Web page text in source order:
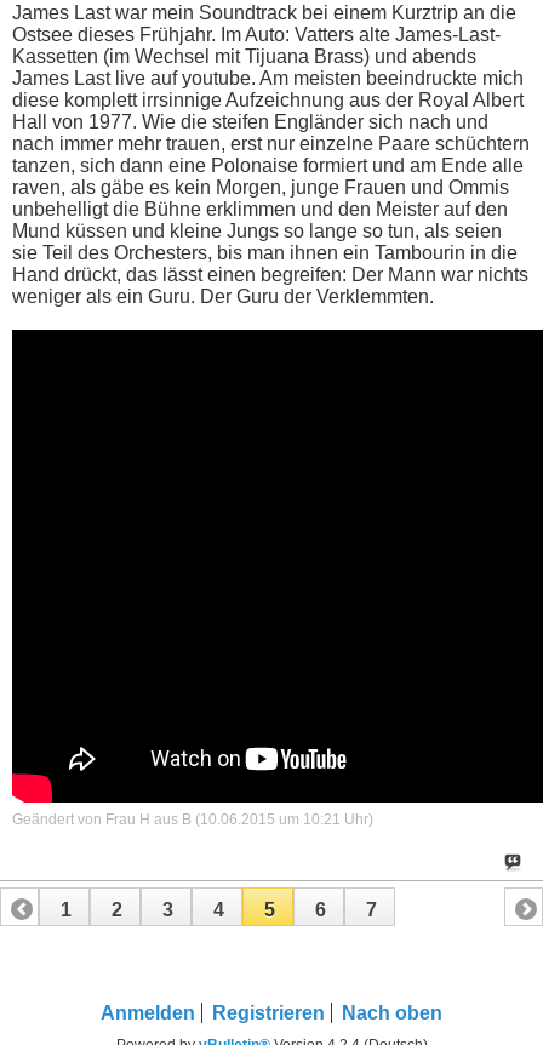
James Last war mein Soundtrack bei einem Kurztrip an die
Ostsee dieses Frühjahr. Im Auto: Vatters alte James-Last-
Kassetten (im Wechsel mit Tijuana Brass) und abends
James Last live auf youtube. Am meisten beeindruckte mich
diese komplett irrsinnige Aufzeichnung aus der Royal Albert
Hall von 1977. Wie die steifen Engländer sich nach und
nach immer mehr trauen, erst nur einzelne Paare schüchtern
tanzen, sich dann eine Polonaise formiert und am Ende alle
raven, als gäbe es kein Morgen, junge Frauen und Ommis
unbehelligt die Bühne erklimmen und den Meister auf den
Mund küssen und kleine Jungs so lange so tun, als seien
sie Teil des Orchesters, bis man ihnen ein Tambourin in die
Hand drückt, das lässt einen begreifen: Der Mann war nichts
weniger als ein Guru. Der Guru der Verklemmten.
Geändert von Frau H aus B (10.06.2015 um 10:21 Uhr)
1 2 3 4 5 6 7
Anmelden Registrieren Nach oben